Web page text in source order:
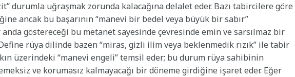
durumla uğraşmak zorunda kalacağına delalet eder. Bazı tabircilere göre
ancak bu başarının “manevi bir bedel veya büyük bir sabır”
göstereceği bu metanet sayesinde çevresinde emin ve sarsılmaz bir
rüya dilinde bazen “miras, gizli ilim veya beklenmedik rızık” ile tabir
üzerindeki “manevi engeli” temsil eder; bu durum rüya sahibinin
ve korumasız kalmayacağı bir döneme girdiğine işaret eder. Eğer